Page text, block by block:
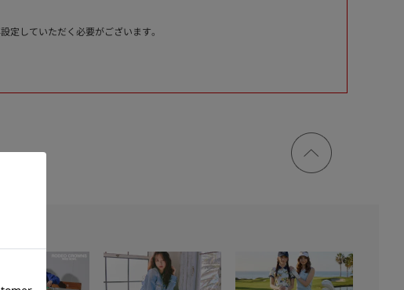
していただく必要がございます。
ページ
トップ